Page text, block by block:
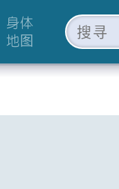
身体
地图